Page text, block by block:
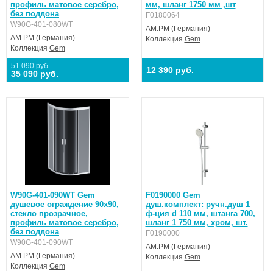
профиль матовое серебро,
без поддона
W90G-401-080WT
AM.PM (Германия)
Коллекция Gem
51 090 руб.
35 090 руб.
мм, шланг 1750 мм ,шт
F0180064
AM.PM (Германия)
Коллекция Gem
12 390 руб.
W90G-401-090WT Gem
душевое ограждение 90х90,
стекло прозрачное,
профиль матовое серебро,
без поддона
W90G-401-090WT
AM.PM (Германия)
Коллекция Gem
F0190000 Gem
душ.комплект: ручн.душ 1
ф-ция d 110 мм, штанга 700,
шланг 1 750 мм, хром, шт.
F0190000
AM.PM (Германия)
Коллекция Gem